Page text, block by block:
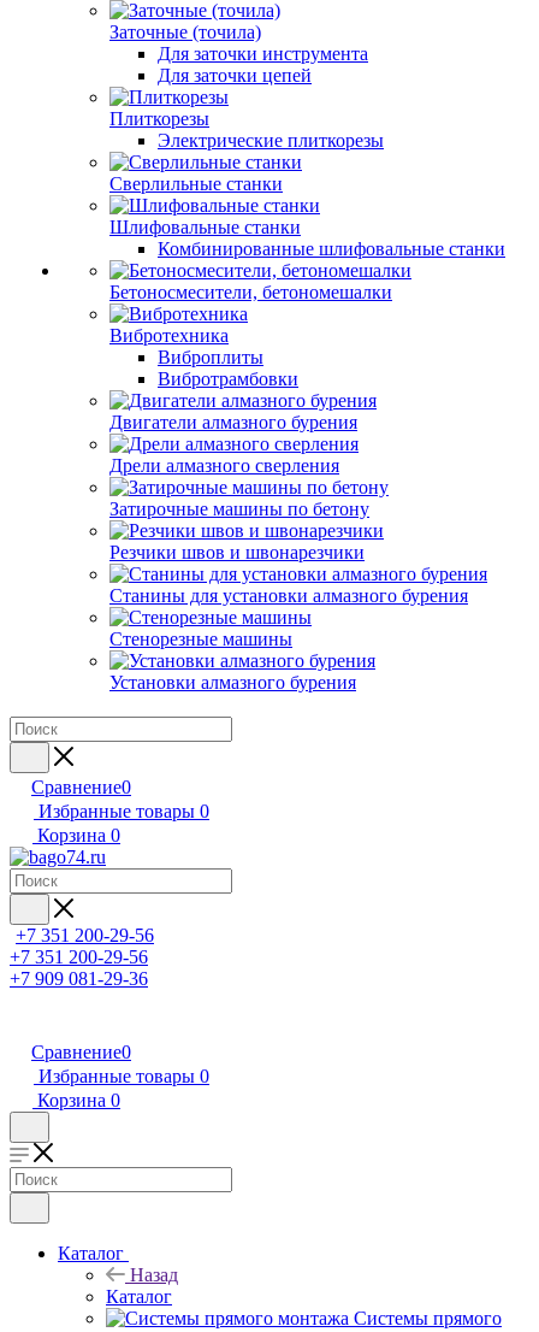
Заточные (точила)
Для заточки инструмента
Для заточки цепей
Плиткорезы
Электрические плиткорезы
Сверлильные станки
Шлифовальные станки
Комбинированные шлифовальные станки
Бетоносмесители, бетономешалки
Вибротехника
Виброплиты
Вибротрамбовки
Двигатели алмазного бурения
Дрели алмазного сверления
Затирочные машины по бетону
Резчики швов и швонарезчики
Станины для установки алмазного бурения
Стенорезные машины
Установки алмазного бурения
Сравнение0
Избранные товары 0
Корзина 0
+7 351 200-29-56
+7 351 200-29-56
+7 909 081-29-36
Сравнение0
Избранные товары 0
Корзина 0
Каталог
Назад
Каталог
Системы прямого